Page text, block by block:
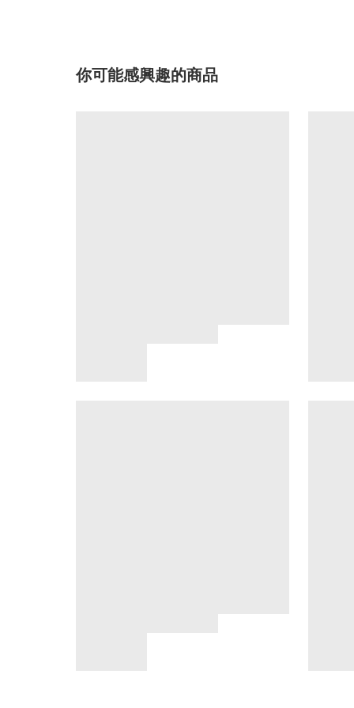
你可能感興趣的商品